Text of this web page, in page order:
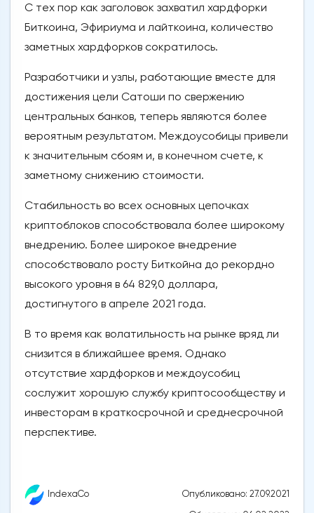
С тех пор как заголовок захватил хардфорки
Биткоина, Эфириума и лайткоина, количество
заметных хардфорков сократилось.
Разработчики и узлы, работающие вместе для
достижения цели Сатоши по свержению
центральных банков, теперь являются более
вероятным результатом. Междоусобицы привели
к значительным сбоям и, в конечном счете, к
заметному снижению стоимости.
Стабильность во всех основных цепочках
криптоблоков способствовала более широкому
внедрению. Более широкое внедрение
способствовало росту Биткойна до рекордно
высокого уровня в 64 829,0 доллара,
достигнутого в апреле 2021 года.
В то время как волатильность на рынке вряд ли
снизится в ближайшее время. Однако
отсутствие хардфорков и междоусобиц
сослужит хорошую службу криптосообществу и
инвесторам в краткосрочной и среднесрочной
перспективе.
IndexaCo
Опубликовано: 27.09.2021